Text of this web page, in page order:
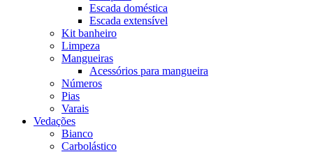
Escada doméstica
Escada extensível
Kit banheiro
Limpeza
Mangueiras
Acessórios para mangueira
Números
Pias
Varais
Vedações
Bianco
Carbolástico